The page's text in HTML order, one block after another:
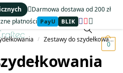
Darmowa dostawa od 200 zł
płatności PayU BLIK
0
/ Zestawy do szydełkowania